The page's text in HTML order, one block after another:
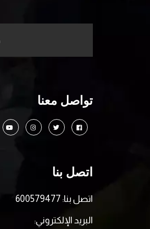
تواصل معنا
اتصل بنا
اتصل بنا: 600579477
البريد الإلكتروني: